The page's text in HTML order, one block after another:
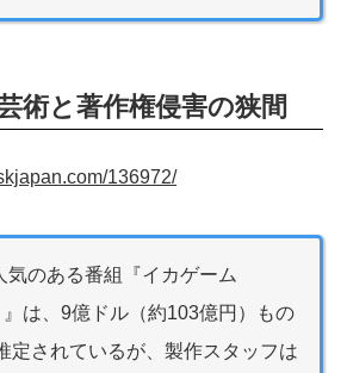
術と著作権侵害の狭間
136972/
気のある番組『イカゲーム
』は、9億ドル（約103億円）もの
定されているが、製作スタッフは